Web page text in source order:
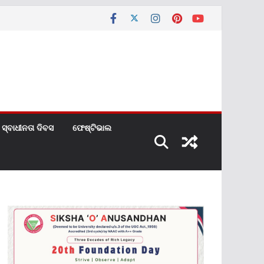
ସ୍ବାଧୀନତା ଦିବସ ଫେଷ୍ଟିଭାଲ